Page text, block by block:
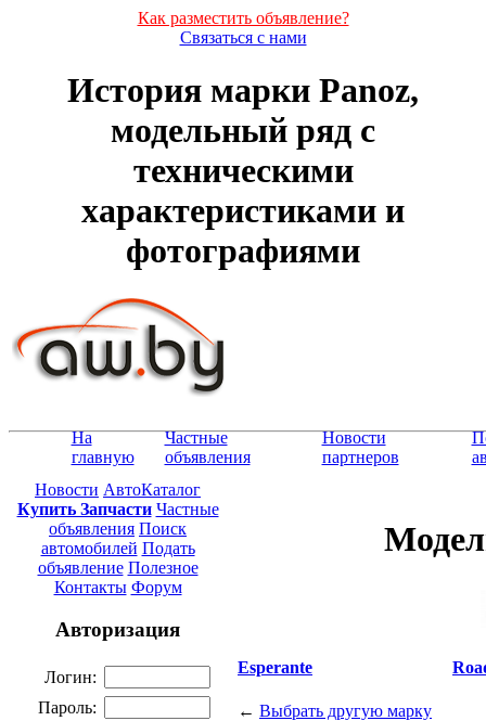
Как разместить объявление?
Связаться с нами
История марки Panoz,
модельный ряд с
техническими
характеристиками и
фотографиями
На
главную
Частные
объявления
Новости
партнеров
Новости АвтоКаталог
Купить Запчасти Частные
объявления Поиск
автомобилей Подать
объявление Полезное
Контакты Форум
Авторизация
Логин:
Пароль:
Esperante
← Выбрать другую марку